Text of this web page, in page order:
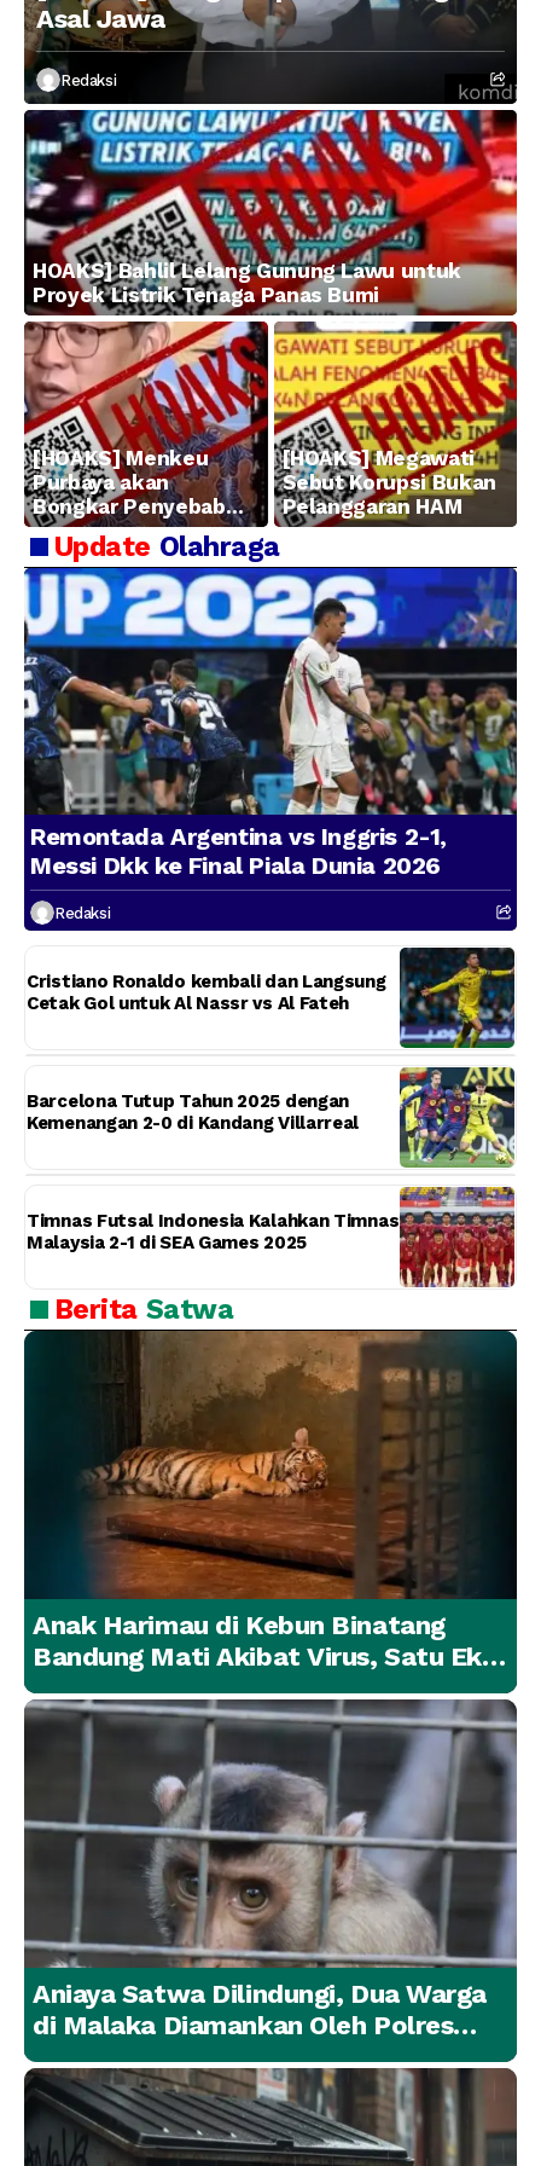
Asal Jawa
Redaksi
HOAKS] Bahlil Lelang Gunung Lawu untuk
Proyek Listrik Tenaga Panas Bumi
[HOAKS] Menkeu
Purbaya akan
Bongkar Penyebab
Kerugian BUMN
[HOAKS] Megawati
Sebut Korupsi Bukan
Pelanggaran HAM
Update Olahraga
Remontada Argentina vs Inggris 2-1,
Messi Dkk ke Final Piala Dunia 2026
Redaksi
Cristiano Ronaldo kembali dan Langsung
Cetak Gol untuk Al Nassr vs Al Fateh
Barcelona Tutup Tahun 2025 dengan
Kemenangan 2-0 di Kandang Villarreal
Timnas Futsal Indonesia Kalahkan Timnas
Malaysia 2-1 di SEA Games 2025
Berita Satwa
Anak Harimau di Kebun Binatang
Bandung Mati Akibat Virus, Satu Ekor
Lainnya Berangsur Membaik
Aniaya Satwa Dilindungi, Dua Warga
di Malaka Diamankan Oleh Polres
Malaka